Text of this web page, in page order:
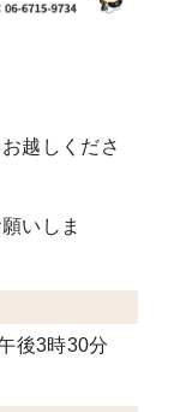
越しくださ
いしま
後3時30分